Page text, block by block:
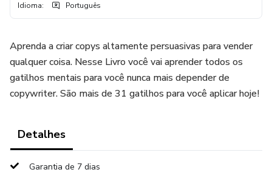
Idioma: Português
Aprenda a criar copys altamente persuasivas para vender
qualquer coisa. Nesse Livro você vai aprender todos os
gatilhos mentais para você nunca mais depender de
copywriter. São mais de 31 gatilhos para você aplicar hoje!
Detalhes
Garantia de 7 dias